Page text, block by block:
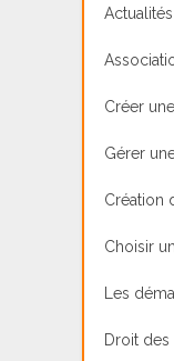
Actualités
Créer
Gérer
Création
Choisir
Les
Droit des